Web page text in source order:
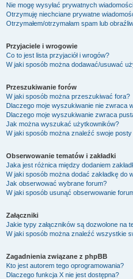
Nie mogę wysyłać prywatnych
Otrzymuję niechciane prywatne
Otrzymałem/otrzymałam spam lub
Przyjaciele i wrogowie
Co to jest lista przyjaciół i wrogów?
W jaki sposób można dodawać/usuwać
Przeszukiwanie forów
W jaki sposób można przeszukiwać fora?
Dlaczego moje wyszukiwanie nie zwraca
Dlaczego moje wyszukiwanie zwraca
Jak można wyszukać użytkowników?
W jaki sposób można znaleźć swoje posty
Obserwowanie tematów i zakładki
Jaka jest różnica między dodaniem
W jaki sposób można dodać zakładkę do
Jak obserwować wybrane forum?
W jaki sposób usunąć obserwowanie
Załączniki
Jakie typy załączników są dozwolone na
W jaki sposób można znaleźć wszystkie
Zagadnienia związane z phpBB
Kto jest autorem tego oprogramowania?
Dlaczego funkcja X nie jest dostępna?